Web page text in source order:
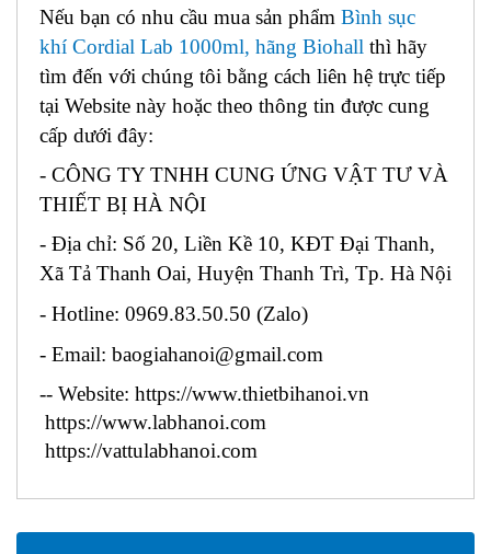
Nếu bạn có nhu cầu mua sản phẩm Bình sục
khí Cordial Lab 1000ml, hãng Biohall thì hãy
tìm đến với chúng tôi bằng cách liên hệ trực tiếp
tại Website này hoặc theo thông tin được cung
cấp dưới đây:
- CÔNG TY TNHH CUNG ỨNG VẬT TƯ VÀ
THIẾT BỊ HÀ NỘI
- Địa chỉ: Số 20, Liền Kề 10, KĐT Đại Thanh,
Xã Tả Thanh Oai, Huyện Thanh Trì, Tp. Hà Nội
- Hotline: 0969.83.50.50 (Zalo)
- Email: baogiahanoi@gmail.com
-- Website: https://www.thietbihanoi.vn
https://www.labhanoi.com
https://vattulabhanoi.com